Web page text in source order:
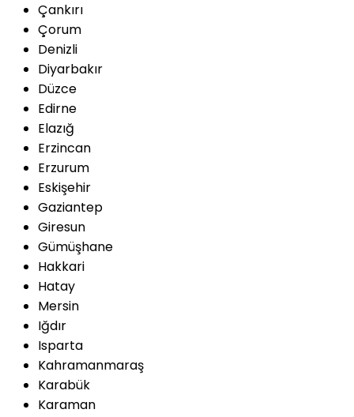
Çankırı
Çorum
Denizli
Diyarbakır
Düzce
Edirne
Elazığ
Erzincan
Erzurum
Eskişehir
Gaziantep
Giresun
Gümüşhane
Hakkari
Hatay
Mersin
Iğdır
Isparta
Kahramanmaraş
Karabük
Karaman